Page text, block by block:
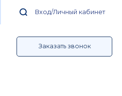
Вход/Личный кабинет
Заказать звонок